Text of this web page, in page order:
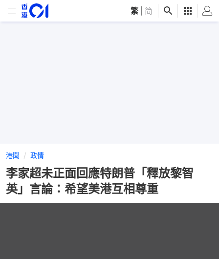
繁 简
港聞 政情
李家超未正面回應特朗普「釋放黎智
英」言論：希望美港互相尊重